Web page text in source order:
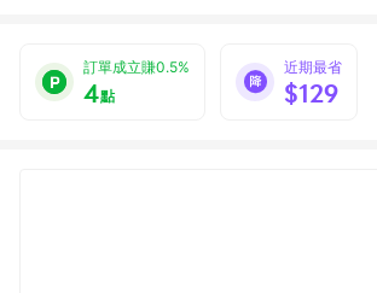
訂單成立賺0.5%
4點
近期最省
$129